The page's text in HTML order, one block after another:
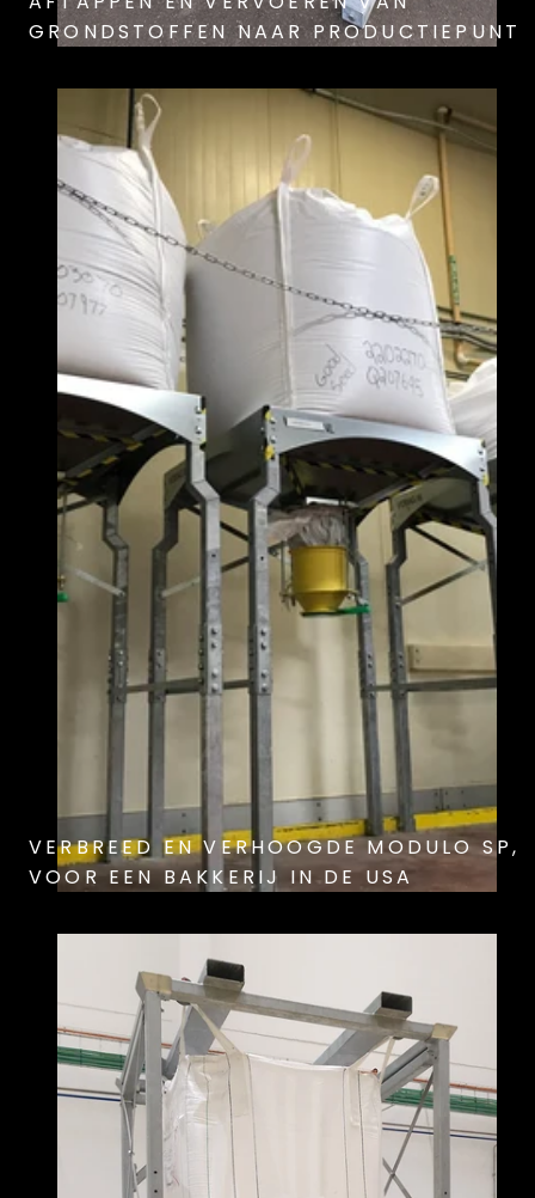
GRONDSTOFFEN NAAR PRODUCTIEPUNT
VERBREED EN VERHOOGDE MODULO SP,
VOOR EEN BAKKERIJ IN DE USA